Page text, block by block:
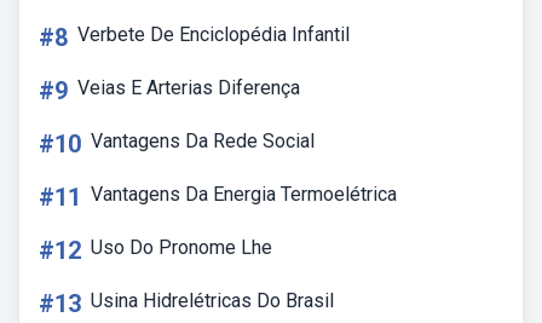
#8 Verbete De Enciclopédia Infantil
#9 Veias E Arterias Diferença
#10 Vantagens Da Rede Social
#11 Vantagens Da Energia Termoelétrica
#12 Uso Do Pronome Lhe
#13 Usina Hidrelétricas Do Brasil